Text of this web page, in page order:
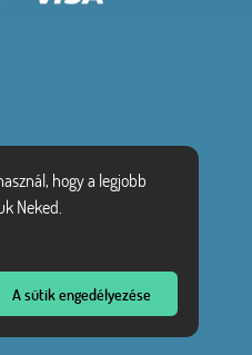
hogy a legjobb
Neked.
A sütik engedélyezése